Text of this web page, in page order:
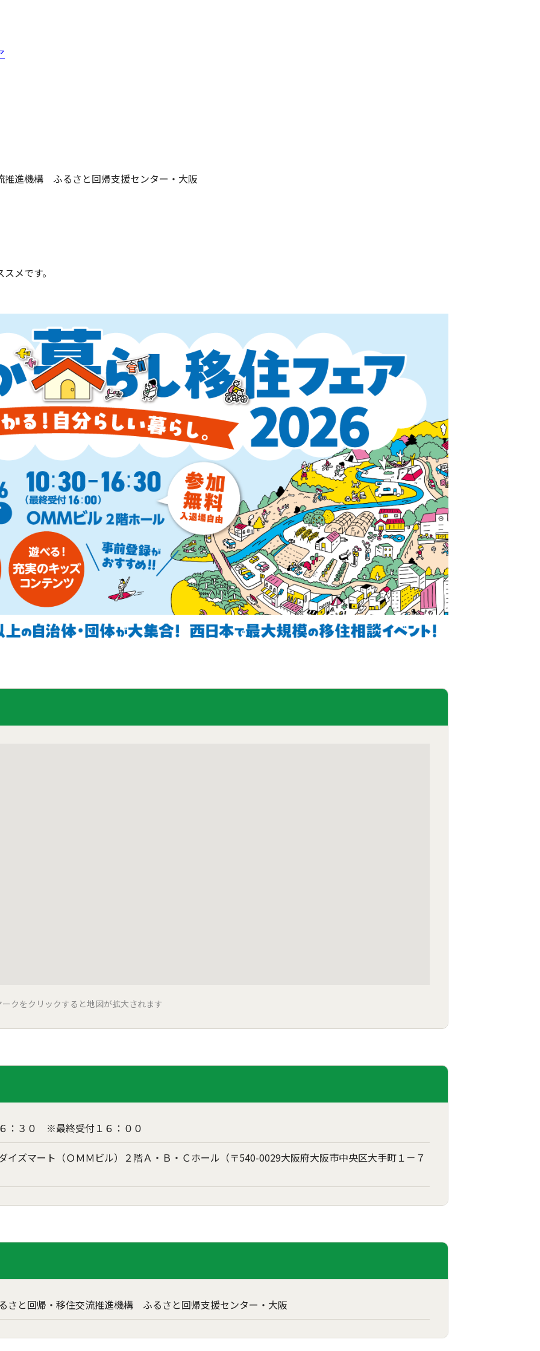
進機構 ふるさと回帰支援センター・大阪
メです。
クをクリックすると地図が拡大されます
：３０ ※最終受付１６：００
イズマート（ＯＭＭビル）２階Ａ・Ｂ・Ｃホール（〒540-0029大阪府大阪市中央区大手町１－７
さと回帰・移住交流推進機構 ふるさと回帰支援センター・大阪